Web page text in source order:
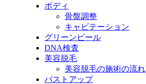
ボディ
骨盤調整
キャビテーション
グリーンピール
DNA検査
美容脱毛
美容脱毛の施術の流れ
バストアップ